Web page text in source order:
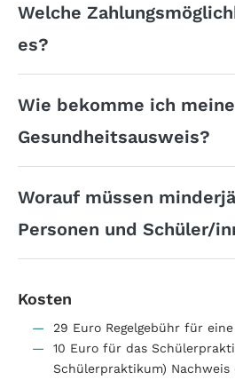
Welche
es?
Wie bekomme ich
Gesundheitsausweis?
Worauf müssen
Personen und Schüler/
Kosten
29 Euro Regelgebühr für
10 Euro für das
Schülerpraktikum)